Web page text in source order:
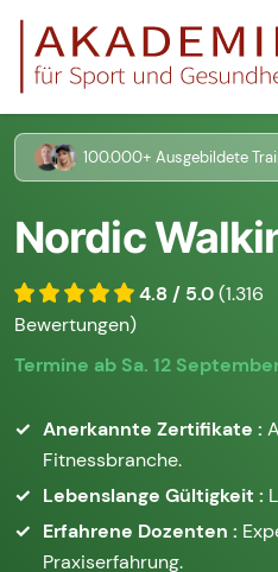
100.000+ Ausgebildete
Nordic
4.8 / 5.0(1.316
Bewertungen)
Termine ab Sa. 12
Anerkannte Zertifikate :
Fitnessbranche.
Lebenslange Gültigkeit :
Erfahrene Dozenten :
Praxiserfahrung.